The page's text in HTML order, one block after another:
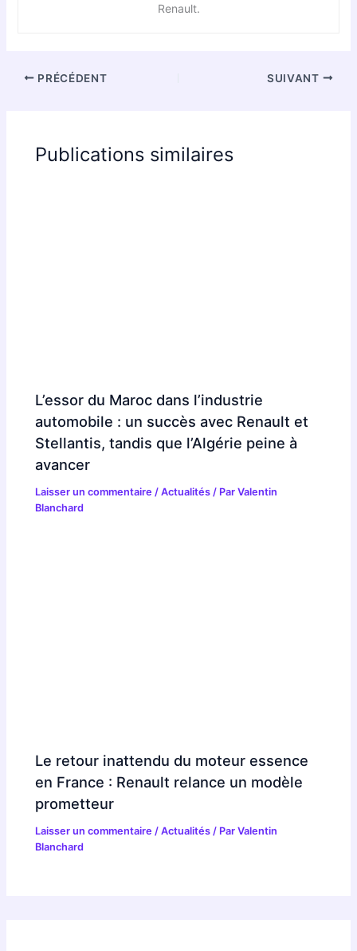
Renault.
PRÉCÉDENT SUIVANT
Publications similaires
L’essor du Maroc dans l’industrie
automobile : un succès avec Renault et
Stellantis, tandis que l’Algérie peine à
avancer
Laisser un commentaire /Actualités / ParValentin
Blanchard
Le retour inattendu du moteur essence
en France : Renault relance un modèle
prometteur
Laisser un commentaire /Actualités / ParValentin
Blanchard